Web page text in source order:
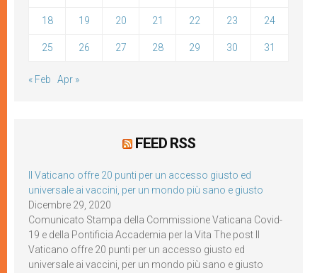
18 19 20 21 22 23 24
25 26 27 28 29 30 31
« Feb Apr »
FEED RSS
Il Vaticano offre 20 punti per un accesso giusto ed
universale ai vaccini, per un mondo più sano e giusto
Dicembre 29, 2020
Comunicato Stampa della Commissione Vaticana Covid-
19 e della Pontificia Accademia per la Vita The post Il
Vaticano offre 20 punti per un accesso giusto ed
universale ai vaccini, per un mondo più sano e giusto